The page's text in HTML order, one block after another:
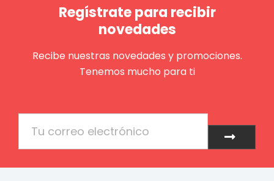
Regístrate para recibir
novedades
Recibe nuestras novedades y promociones.
Tenemos mucho para ti
Enviar